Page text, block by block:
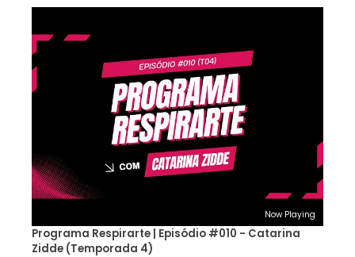
Now Playing
Programa Respirarte | Episódio #010 - Catarina
Zidde (Temporada 4)